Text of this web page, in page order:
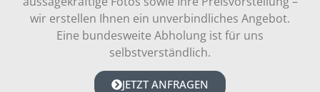
wir erstellen Ihnen ein unverbindliches Angebot.
Eine bundesweite Abholung ist für uns
selbstverständlich.
JETZT ANFRAGEN